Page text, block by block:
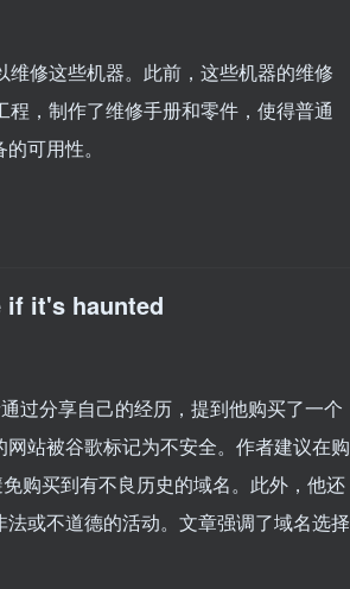
维修这些机器。此前，这些机器的维修
，制作了维修手册和零件，使得普通
可用性。
if it's haunted
过分享自己的经历，提到他购买了一个
站被谷歌标记为不安全。作者建议在购
购买到有不良历史的域名。此外，他还
或不道德的活动。文章强调了域名选择